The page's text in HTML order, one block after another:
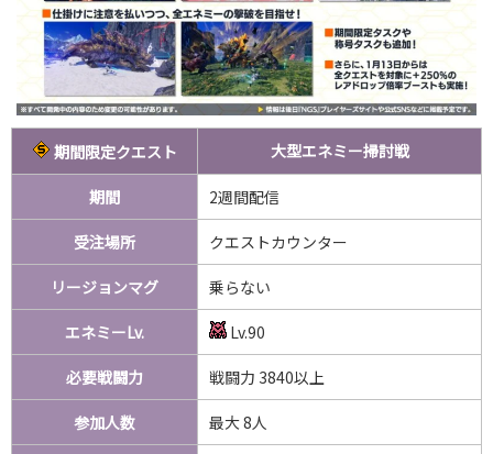
期間限定クエスト 大型エネミー掃討戦
期間 2週間配信
受注場所 クエストカウンター
リージョンマグ 乗らない
エネミーLv. Lv.90
必要戦闘力 戦闘力 3840以上
参加人数 最大 8人